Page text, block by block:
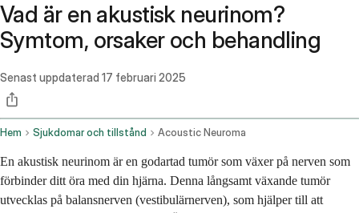
Vad är en akustisk neurinom?
Symtom, orsaker och behandling
Senast uppdaterad 17 februari 2025
Hem Sjukdomar och tillstånd Acoustic Neuroma
En akustisk neurinom är en godartad tumör som växer på nerven som
förbinder ditt öra med din hjärna. Denna långsamt växande tumör
utvecklas på balansnerven (vestibulärnerven), som hjälper till att